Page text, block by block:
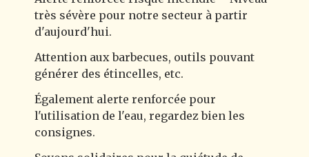
très sévère pour notre secteur à partir
d'aujourd'hui.
Attention aux barbecues, outils pouvant
générer des étincelles, etc.
Également alerte renforcée pour
l'utilisation de l'eau, regardez bien les
consignes.